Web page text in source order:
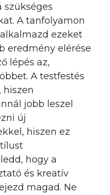
szükséges
A tanfolyamon
ezeket
eredmény elérése
lépés az,
A testfestés
hiszen
jobb leszel
új
hiszen ez
hogy a
és kreatív
magad. Ne